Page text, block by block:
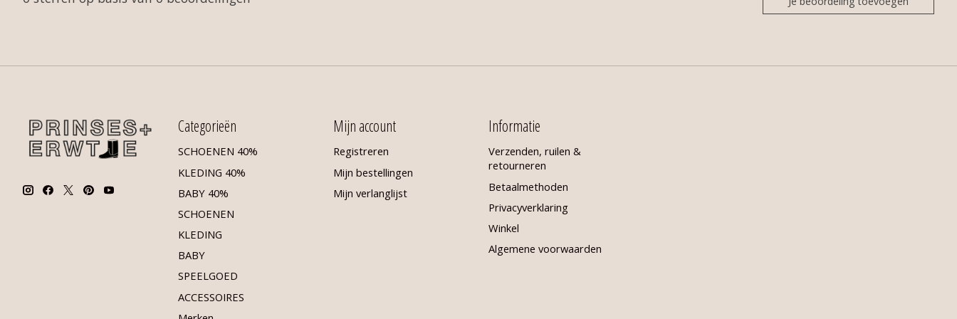
Categorieën
SCHOENEN 40%
KLEDING 40%
BABY 40%
SCHOENEN
KLEDING
BABY
SPEELGOED
ACCESSOIRES
Mijn account
Registreren
Mijn bestellingen
Mijn verlanglijst
Informatie
Verzenden, ruilen &
retourneren
Betaalmethoden
Privacyverklaring
Winkel
Algemene voorwaarden